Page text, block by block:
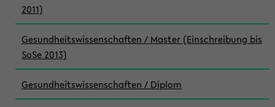
2011)
Gesundheitswissenschaften / Master (Einschreibung bis
SoSe 2013)
Gesundheitswissenschaften / Diplom